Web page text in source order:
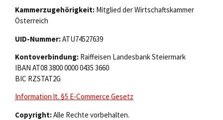
Kammerzugehörigkeit: Mitglied der Wirtschaftskammer
Österreich
UID-Nummer:ATU74527639
Kontoverbindung: Raiffeisen Landesbank Steiermark
IBAN AT08 3800 0000 0435 3660
BIC RZSTAT2G
Information lt. §5 E-Commerce Gesetz
Copyright:Alle Rechte vorbehalten.